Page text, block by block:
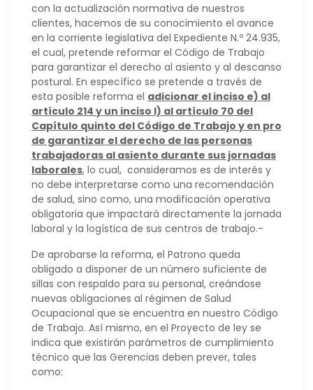
con la actualización normativa de nuestros
clientes, hacemos de su conocimiento el avance
en la corriente legislativa del Expediente N.º 24.935,
el cual, pretende reformar el Código de Trabajo
para garantizar el derecho al asiento y al descanso
postural. En específico se pretende a través de
esta posible reforma el adicionar el inciso e) al
artículo 214 y un inciso l) al artículo 70 del
Capítulo quinto del Código de Trabajo y en pro
de garantizar el derecho de las personas
trabajadoras al asiento durante sus jornadas
laborales, lo cual, consideramos es de interés y
no debe interpretarse como una recomendación
de salud, sino como, una modificación operativa
obligatoria que impactará directamente la jornada
laboral y la logística de sus centros de trabajo.-
De aprobarse la reforma, el Patrono queda
obligado a disponer de un número suficiente de
sillas con respaldo para su personal, creándose
nuevas obligaciones al régimen de Salud
Ocupacional que se encuentra en nuestro Código
de Trabajo. Así mismo, en el Proyecto de ley se
indica que existirán parámetros de cumplimiento
técnico que las Gerencias deben prever, tales
como: